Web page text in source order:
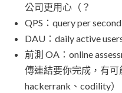
公司更用心（？
QPS：query per second
DAU：daily active
前測 OA：online
傳連結要你完成，有可
hackerrank、codility